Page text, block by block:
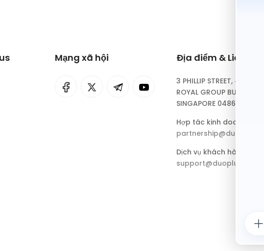
Mạng xã hội Địa điểm & Liên hệ
3 PHILLIP STREET, #10-04,
ROYAL GROUP BUILDING,
SINGAPORE 048693
Hợp tác kinh doanh:
partnership@duoplus.net
Dịch vụ khách hàng:
support@duoplus.net